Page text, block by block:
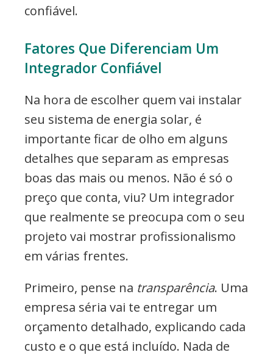
confiável.
Fatores Que Diferenciam Um
Integrador Confiável
Na hora de escolher quem vai instalar
seu sistema de energia solar, é
importante ficar de olho em alguns
detalhes que separam as empresas
boas das mais ou menos. Não é só o
preço que conta, viu? Um integrador
que realmente se preocupa com o seu
projeto vai mostrar profissionalismo
em várias frentes.
Primeiro, pense na transparência. Uma
empresa séria vai te entregar um
orçamento detalhado, explicando cada
custo e o que está incluído. Nada de